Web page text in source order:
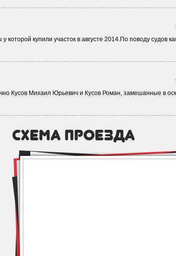
купили участок в августе 2014.По поводу судов
Кусов Михаил Юрьевич и Кусов Роман, замешанные в
схема проезда